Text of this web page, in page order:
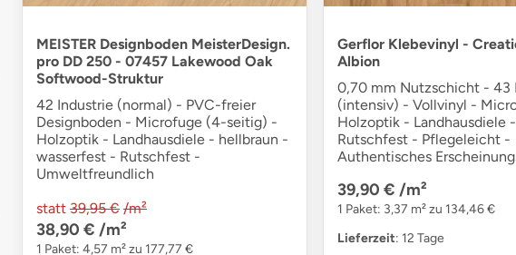
MEISTER Designboden MeisterDesign.
pro DD 250 - 07457 Lakewood Oak
Softwood-Struktur
42 Industrie (normal) - PVC-freier
Designboden - Microfuge (4-seitig) -
Holzoptik - Landhausdiele - hellbraun -
wasserfest - Rutschfest -
Umweltfreundlich
statt 39,95 € /m²
38,90 € /m²
1 Paket: 4,57 m² zu 177,77 €
Gerflor Klebevinyl -
Albion
0,70 mm Nutzschicht - 43
(intensiv) - Vollvinyl -
Holzoptik - Landhausdiele
Rutschfest - Pflegeleicht -
Authentisches
39,90 € /m²
1 Paket: 3,37 m² zu 134,46 €
Lieferzeit: 12 Tage